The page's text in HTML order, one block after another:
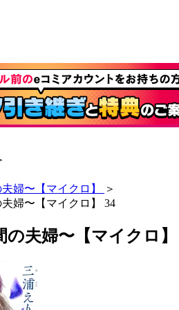
婦〜【マイクロ】
＞
婦〜【マイクロ】 34
の夫婦〜【マイクロ】